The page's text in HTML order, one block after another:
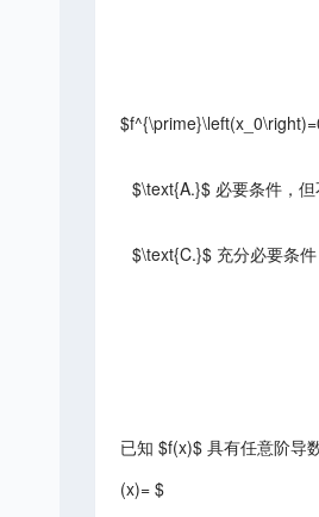
$\text{A.}$ 必要条件，
$\text{C.}$ 充分必要条件
已知 $f(x)$ 具有任意阶导
(x)= $